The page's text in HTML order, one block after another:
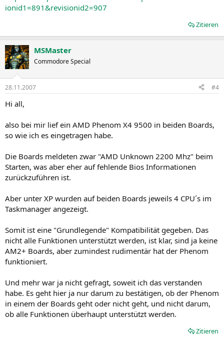
ionid1=891&revisionid2=907
Zitieren
MSMaster
Commodore Special
28.11.2007 #4
Hi all,
also bei mir lief ein AMD Phenom X4 9500 in beiden Boards,
so wie ich es eingetragen habe.
Die Boards meldeten zwar "AMD Unknown 2200 Mhz" beim
Starten, was aber eher auf fehlende Bios Informationen
zurückzuführen ist.
Aber unter XP wurden auf beiden Boards jeweils 4 CPU´s im
Taskmanager angezeigt.
Somit ist eine "Grundlegende" Kompatibilität gegeben. Das
nicht alle Funktionen unterstützt werden, ist klar, sind ja keine
AM2+ Boards, aber zumindest rudimentär hat der Phenom
funktioniert.
Und mehr war ja nicht gefragt, soweit ich das verstanden
habe. Es geht hier ja nur darum zu bestätigen, ob der Phenom
in einem der Boards geht oder nicht geht, und nicht darum,
ob alle Funktionen überhaupt unterstützt werden.
Zitieren